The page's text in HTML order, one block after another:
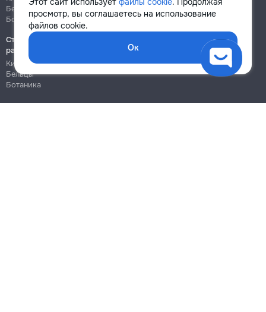
просмотр, вы соглашаетесь на использование
файлов cookie.
Ок
Бельцы
Ботаника
Ботаника
Строительно-монтажные
работы
Кишинёв
Бельцы
Ботаника